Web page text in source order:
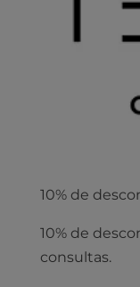
10% de
10% de
consultas.